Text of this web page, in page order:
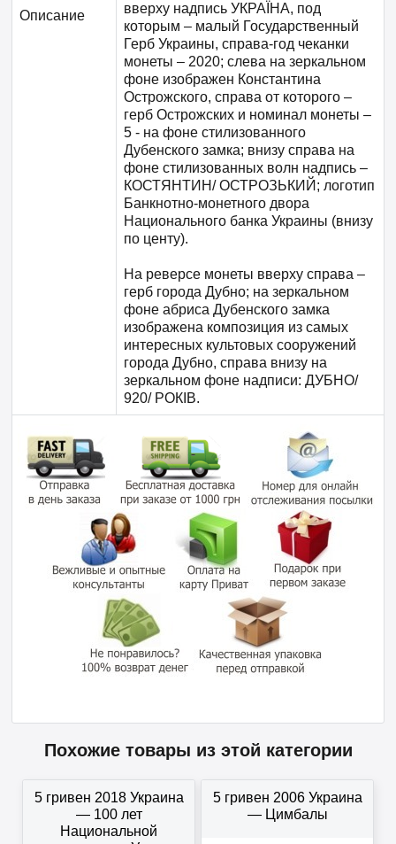
Описание
вверху надпись УКРАЇНА, под
которым – малый Государственный
Герб Украины, справа-год чеканки
монеты – 2020; слева на зеркальном
фоне изображен Константина
Острожского, справа от которого –
герб Острожских и номинал монеты –
5 - на фоне стилизованного
Дубенского замка; внизу справа на
фоне стилизованных волн надпись –
КОСТЯНТИН/ ОСТРОЗЬКИЙ; логотип
Банкнотно-монетного двора
Национального банка Украины (внизу
по центу).
На реверсе монеты вверху справа –
герб города Дубно; на зеркальном
фоне абриса Дубенского замка
изображена композиция из самых
интересных культовых сооружений
города Дубно, справа внизу на
зеркальном фоне надписи: ДУБНО/
920/ РОКІВ.
Похожие товары из этой категории
5 гривен 2018 Украина
— 100 лет
Национальной
5 гривен 2006 Украина
— Цимбалы